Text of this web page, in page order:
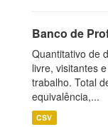
Banco de
Quantitativo de
livre, visitantes
trabalho. Total
equivalência,...
CSV